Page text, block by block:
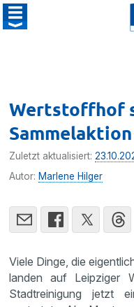
Wertstoffhof
Sammelaktion
Zuletzt aktualisiert:
Autor: Marlene Hilger
Viele Dinge, die
landen auf Leipziger
Stadtreinigung jetzt